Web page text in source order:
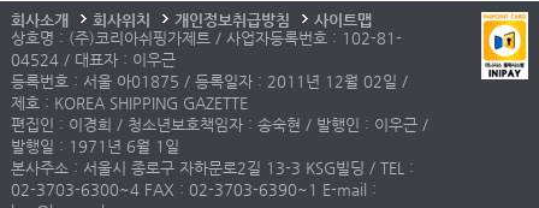
회사소개 회사위치 개인정보취급방침
사이트맵
상호명 : (주)코리아쉬핑가제트 / 사업자등록번호 : 102-81-
04524 / 대표자 : 이우근
등록번호 : 서울 아01875 / 등록일자 : 2011년 12월 02일 /
제호 : KOREA SHIPPING GAZETTE
편집인 : 이경희 / 청소년보호책임자 : 송숙현 / 발행인 : 이우근 /
발행일 : 1971년 6월 1일
본사주소 : 서울시 종로구 자하문로2길 13-3 KSG빌딩 / TEL :
02-3703-6300~4 FAX : 02-3703-6390~1 E-mail :